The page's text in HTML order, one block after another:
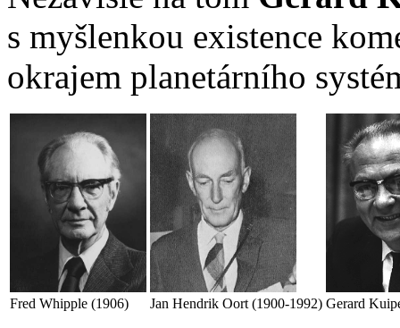
s myšlenkou existence
okrajem planetárního
Fred Whipple (1906) Jan Hendrik Oort (1900-1992) Gerard